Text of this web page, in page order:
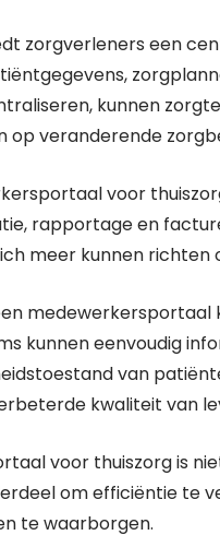
zorgverleners een
kunnen
op veranderende
voor
rapportage en
meer kunnen
kunnen eenvoudig
van
kwaliteit van
voor thuiszorg is
om efficiëntie te
te waarborgen.